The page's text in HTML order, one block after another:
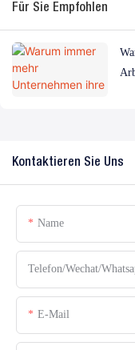
Für Sie Empfohlen
Kontaktieren Sie Uns
Name
Telefon/Wechat/
E-Mail